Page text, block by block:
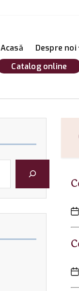
Acasă Despre noi
Catalog online